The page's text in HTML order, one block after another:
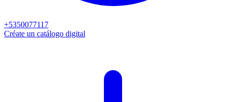
+5350077117
Créate un catálogo digital